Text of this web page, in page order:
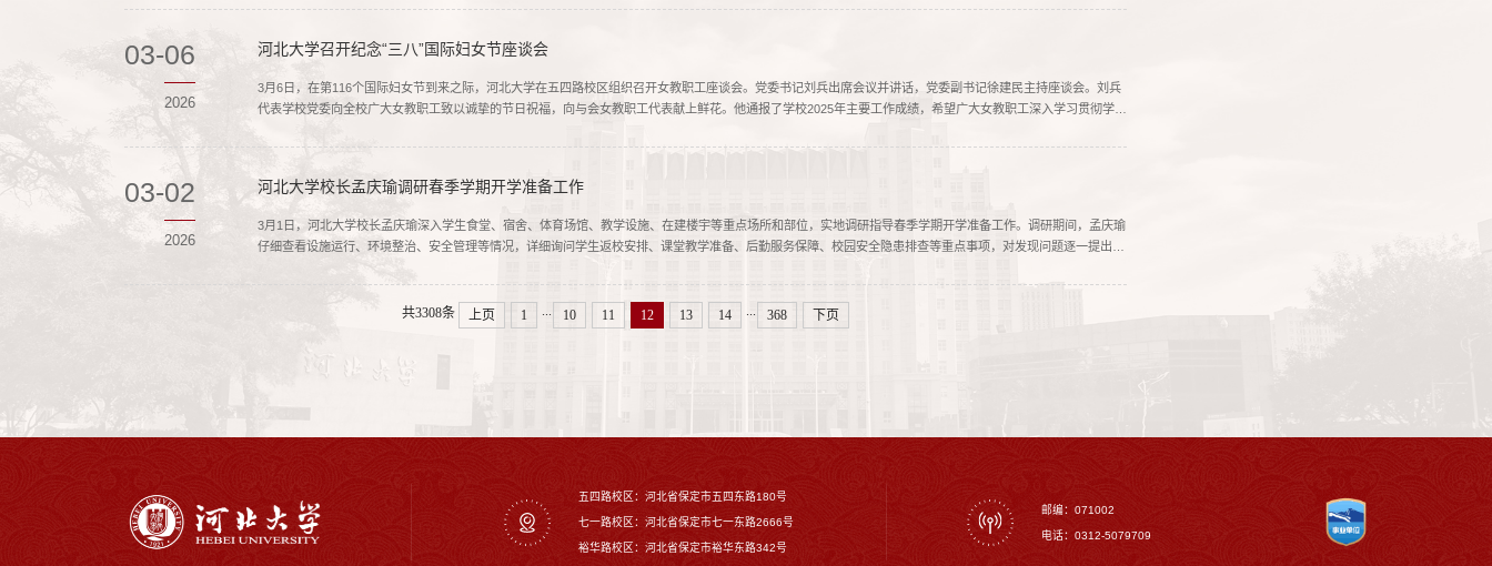
03-06
2026
河北大学召开纪念“三八”国际妇女节座谈会
3月6日，在第116个国际妇女节到来之际，河北大学在五四路校区组织召开女教职工座谈会。党委书记刘兵出席会议并讲话，党委副书记徐建民主持座谈会。刘兵
代表学校党委向全校广大女教职工致以诚挚的节日祝福，向与会女教职工代表献上鲜花。他通报了学校2025年主要工作成绩，希望广大女教职工深入学习贯彻学校
03-02
2026
河北大学校长孟庆瑜调研春季学期开学准备工作
3月1日，河北大学校长孟庆瑜深入学生食堂、宿舍、体育场馆、教学设施、在建楼宇等重点场所和部位，实地调研指导春季学期开学准备工作。调研期间，孟庆瑜
仔细查看设施运行、环境整治、安全管理等情况，详细询问学生返校安排、课堂教学准备、后勤服务保障、校园安全隐患排查等重点事项，对发现问题逐一提出整
共3308条 上页 1 ... 10 11 12 13 14 ... 368 下页
五四路校区：河北省保定市五四东路180号
七一路校区：‌河北省保定市七一东路2666号
裕华路校区‌：河北省保定市裕华东路342号
邮编：071002
电话：0312-5079709